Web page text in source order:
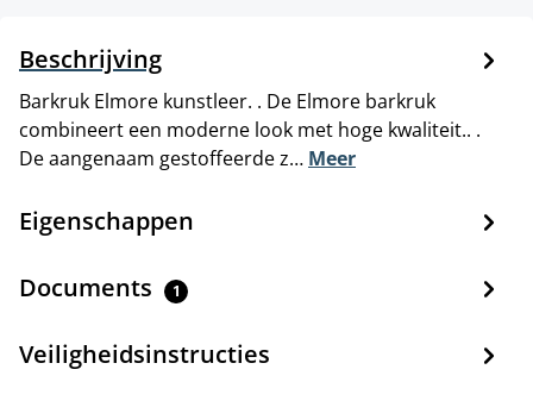
Beschrijving
Barkruk Elmore kunstleer. . De Elmore barkruk
combineert een moderne look met hoge kwaliteit.. .
De aangenaam gestoffeerde z… Meer
Eigenschappen
Documents 1
Veiligheidsinstructies